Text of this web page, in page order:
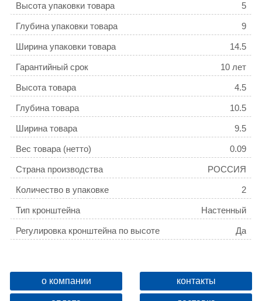
Высота упаковки товара 5
Глубина упаковки товара 9
Ширина упаковки товара 14.5
Гарантийный срок 10 лет
Высота товара 4.5
Глубина товара 10.5
Ширина товара 9.5
Вес товара (нетто) 0.09
Страна производства РОССИЯ
Количество в упаковке 2
Тип кронштейна Настенный
Регулировка кронштейна по высоте Да
о компании контакты